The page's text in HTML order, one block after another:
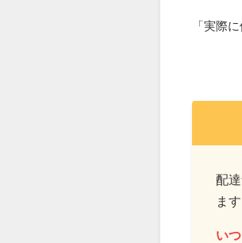
「実際
配
ます
い